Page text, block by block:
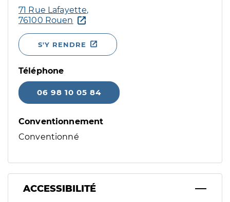
71 Rue Lafayette,
76100 Rouen
S'Y RENDRE
Téléphone
06 98 10 05 84
Conventionnement
Conventionné
ACCESSIBILITÉ